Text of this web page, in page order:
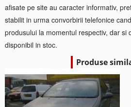
afisate pe site au caracter informativ,
stabilit in urma convorbirii telefonice
produsului la momentul respectiv, dar si
disponibil in stoc.
Produse